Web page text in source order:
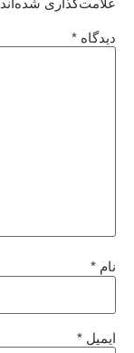
دیدگاه *
نام *
ایمیل *